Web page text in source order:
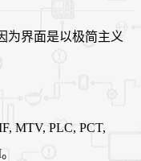
为界面是以极简主义
MTV, PLC, PCT,